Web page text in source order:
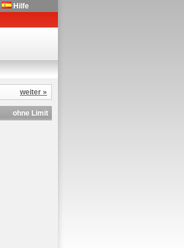
Hilfe
weiter »
ohne Limit